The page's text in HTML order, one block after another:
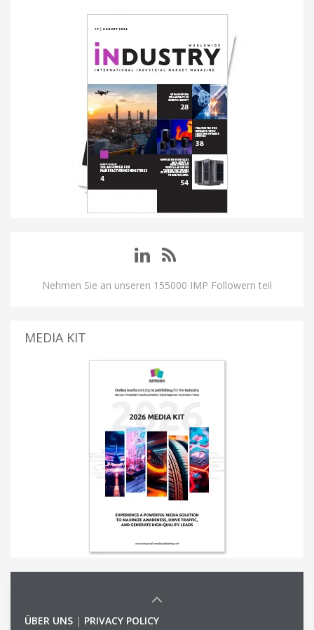
Nehmen Sie an unseren 155000 IMP Followern teil
MEDIA KIT
ÜBER UNS | PRIVACY POLICY